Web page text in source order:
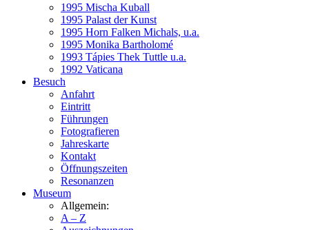
1995 Mischa Kuball
1995 Palast der Kunst
1995 Horn Falken Michals, u.a.
1995 Monika Bartholomé
1993 Tápies Thek Tuttle u.a.
1992 Vaticana
Besuch
Anfahrt
Eintritt
Führungen
Fotografieren
Jahreskarte
Kontakt
Öffnungszeiten
Resonanzen
Museum
Allgemein:
A – Z